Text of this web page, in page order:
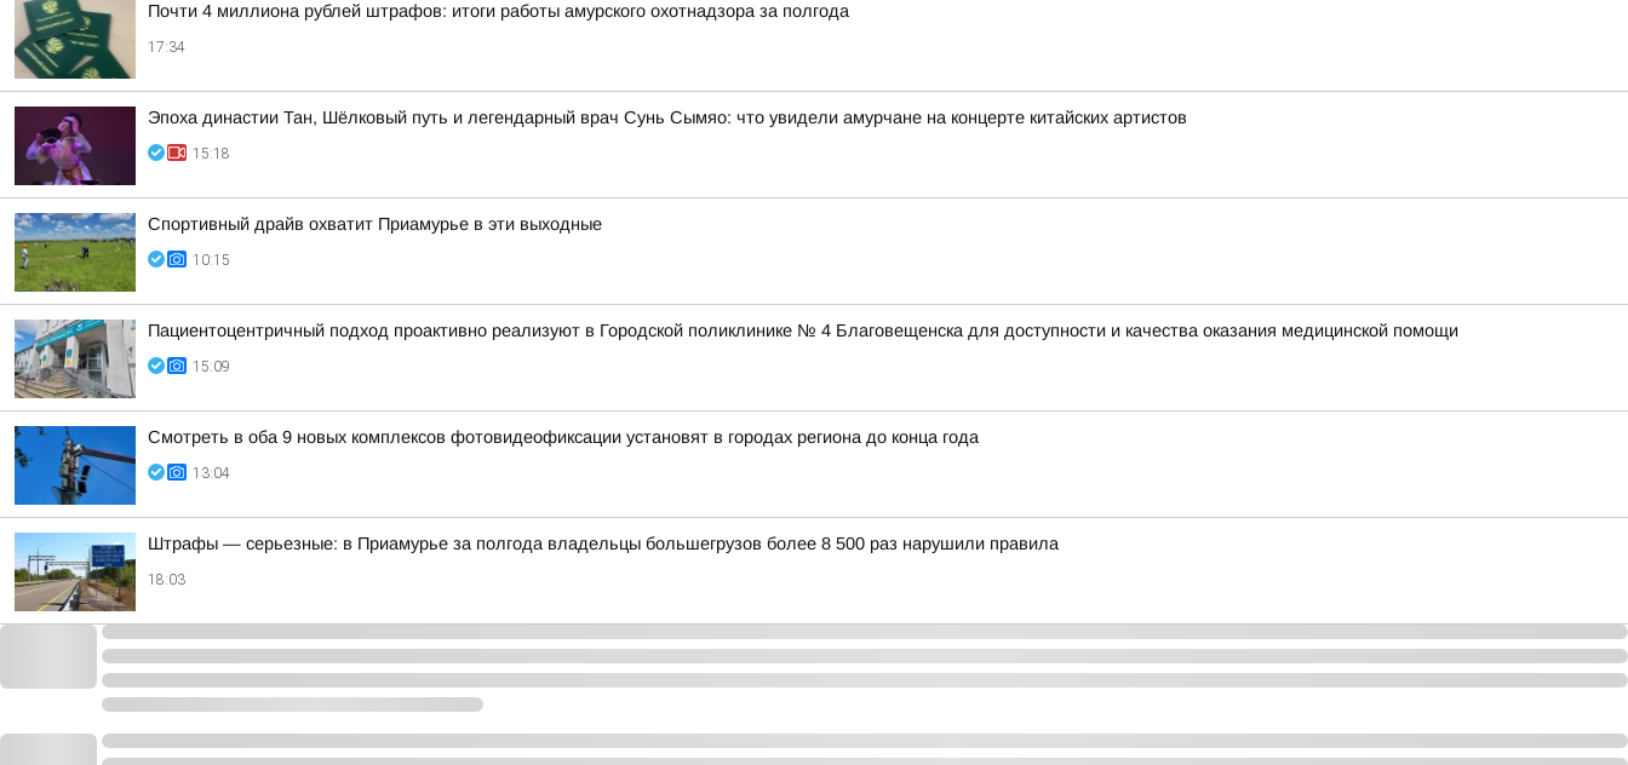
Почти 4 миллиона рублей штрафов: итоги работы амурского охотнадзора за полгода
17:34
Эпоха династии Тан, Шёлковый путь и легендарный врач Сунь Сымяо: что увидели амурчане на концерте китайских артистов
15:18
Спортивный драйв охватит Приамурье в эти выходные
10:15
Пациентоцентричный подход проактивно реализуют в Городской поликлинике № 4 Благовещенска для доступности и качества оказания медицинской помощи
15:09
Смотреть в оба 9 новых комплексов фотовидеофиксации установят в городах региона до конца года
13:04
Штрафы — серьезные: в Приамурье за полгода владельцы большегрузов более 8 500 раз нарушили правила
18:03